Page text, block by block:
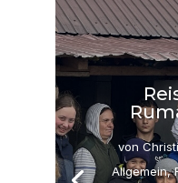
von
Allgemein,